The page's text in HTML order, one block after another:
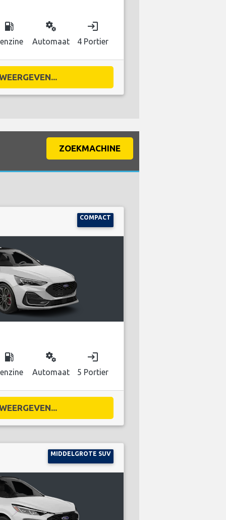
local_gas_station miscellaneous_services
Automaat
login
4 Portier
ZOEKMACHINE
COMPACT
local_gas_station miscellaneous_services
Automaat
login
5 Portier
MIDDELGROTE SUV